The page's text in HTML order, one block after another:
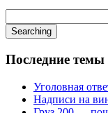
Searching
Последние
Уголовная
Надписи на